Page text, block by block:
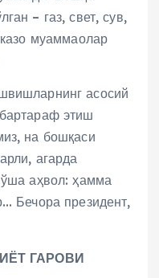
– газ, свет, сув,
муаммаолар
асосий
этиш
на бошқаси
агарда
ўша аҳвол: ҳамма
Бечора президент,
ГАРОВИ